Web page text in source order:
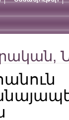
,